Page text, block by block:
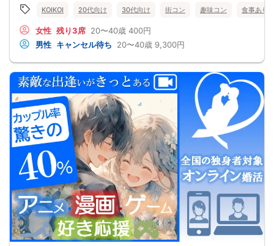
く、共通の話題で盛り上がれます。
自然なつながりをサポートするマッチングゲーム開催！
返却されるので安心です。
■最少催行人数
男女2対2
■飲食
4品以上のコース料理＋アルコール含む飲み放題付き！
→ お酒が飲めない方にはソフトドリンクも豊富にご用意しています！
KOIKOI 20代向け 30代向け 街コン 趣味コン 食事あり
女性 残り3席 20〜40歳 400円
男性 キャンセル待ち 20〜40歳 9,300円